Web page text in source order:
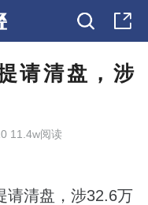
请清盘，涉
11.4w阅读
请清盘，涉32.6万